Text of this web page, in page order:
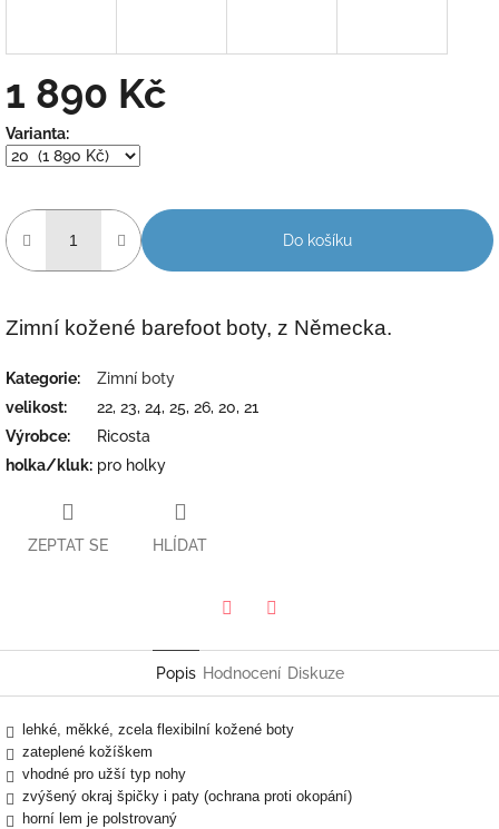
1 890 Kč
Měrná
cena:
Varianta:
Do košíku
Zimní kožené barefoot boty, z Německa.
Kategorie:
Zimní boty
velikost:
22, 23, 24, 25, 26, 20, 21
Výrobce:
Ricosta
holka/kluk: pro holky
ZEPTAT SE HLÍDAT
Popis Hodnocení Diskuze
lehké, měkké, zcela flexibilní kožené boty
zateplené kožíškem
vhodné pro užší typ nohy
zvýšený okraj špičky i paty (ochrana proti okopání)
horní lem je polstrovaný